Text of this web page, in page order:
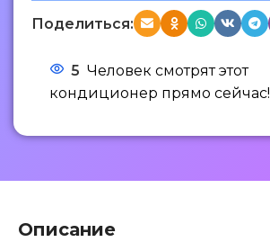
Поделиться:
5 Человек смотрят этот
кондиционер прямо сейчас!
Описание